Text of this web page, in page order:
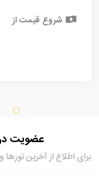
شروع قیمت از
عضویت در
برای اطلاع از آخرین تور‌ها